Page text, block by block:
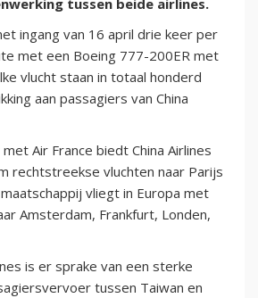
tussen beide airlines.
ingang van 16 april drie keer per
met een Boeing 777-200ER met
vlucht staan in totaal honderd
aan passagiers van China
Air France biedt China Airlines
rechtstreekse vluchten naar Parijs
vliegt in Europa met
Amsterdam, Frankfurt, Londen,
is er sprake van een sterke
tussen Taiwan en